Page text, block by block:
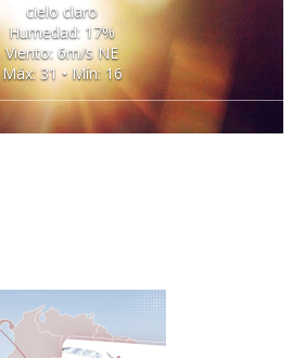
cielo claro
Humedad: 17%
Viento: 6m/s NE
Máx: 31 • Mín: 16